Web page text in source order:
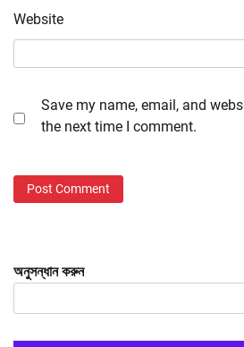
Website
Save my name, email, and
the next time I comment.
অনুসন্ধান করুন